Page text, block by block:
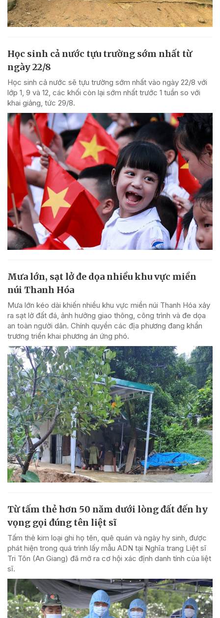
Học sinh cả nước tựu trường sớm nhất từ
ngày 22/8
Học sinh cả nước sẽ tựu trường sớm nhất vào ngày 22/8 với
lớp 1, 9 và 12, các khối còn lại sớm nhất trước 1 tuần so với
khai giảng, tức 29/8.
Mưa lớn, sạt lở đe dọa nhiều khu vực miền
núi Thanh Hóa
Mưa lớn kéo dài khiến nhiều khu vực miền núi Thanh Hóa xảy
ra sạt lở đất đá, ảnh hưởng giao thông, công trình và đe dọa
an toàn người dân. Chính quyền các địa phương đang khẩn
trương triển khai phương án ứng phó.
Từ tấm thẻ hơn 50 năm dưới lòng đất đến hy
vọng gọi đúng tên liệt sĩ
Tấm thẻ kim loại ghi họ tên, quê quán và ngày hy sinh, được
phát hiện trong quá trình lấy mẫu ADN tại Nghĩa trang Liệt sĩ
Tri Tôn (An Giang) đã mở ra cơ hội xác định danh tính của liệt
sĩ.